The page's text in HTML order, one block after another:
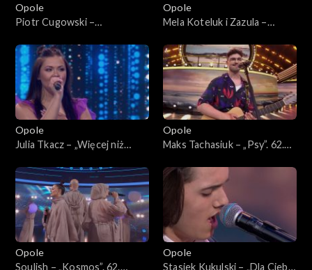
Opole
Piotr Cugowski –
KFPP: Koncert „Debiuty”
Opole
Mela Koteluk i Zazula –
Koncert „Debiuty”
Opole
Julia Tkacz – „Więcej niż
„Debiuty”
Opole
Maks Tachasiuk – „Psy”. 62.
Opole
Soulish – „Kosmos”. 62.
Opole
Stasiek Kukulski – „Dla Ciebie